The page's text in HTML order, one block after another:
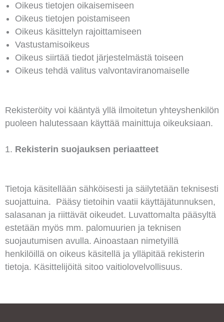
Oikeus tietojen oikaisemiseen
Oikeus tietojen poistamiseen
Oikeus käsittelyn rajoittamiseen
Vastustamisoikeus
Oikeus siirtää tiedot järjestelmästä toiseen
Oikeus tehdä valitus valvontaviranomaiselle
Rekisteröity voi kääntyä yllä ilmoitetun yhteyshenkilön
puoleen halutessaan käyttää mainittuja oikeuksiaan.
Rekisterin suojauksen periaatteet
Tietoja käsitellään sähköisesti ja säilytetään teknisesti
suojattuina. Pääsy tietoihin vaatii käyttäjätunnuksen,
salasanan ja riittävät oikeudet. Luvattomalta pääsyltä
estetään myös mm. palomuurien ja teknisen
suojautumisen avulla. Ainoastaan nimetyillä
henkilöillä on oikeus käsitellä ja ylläpitää rekisterin
tietoja. Käsittelijöitä sitoo vaitiolovelvollisuus.